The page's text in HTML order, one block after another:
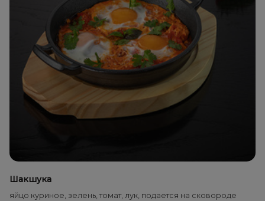
Шакшука
яйцо куриное, зелень, томат, лук, подается на сковороде